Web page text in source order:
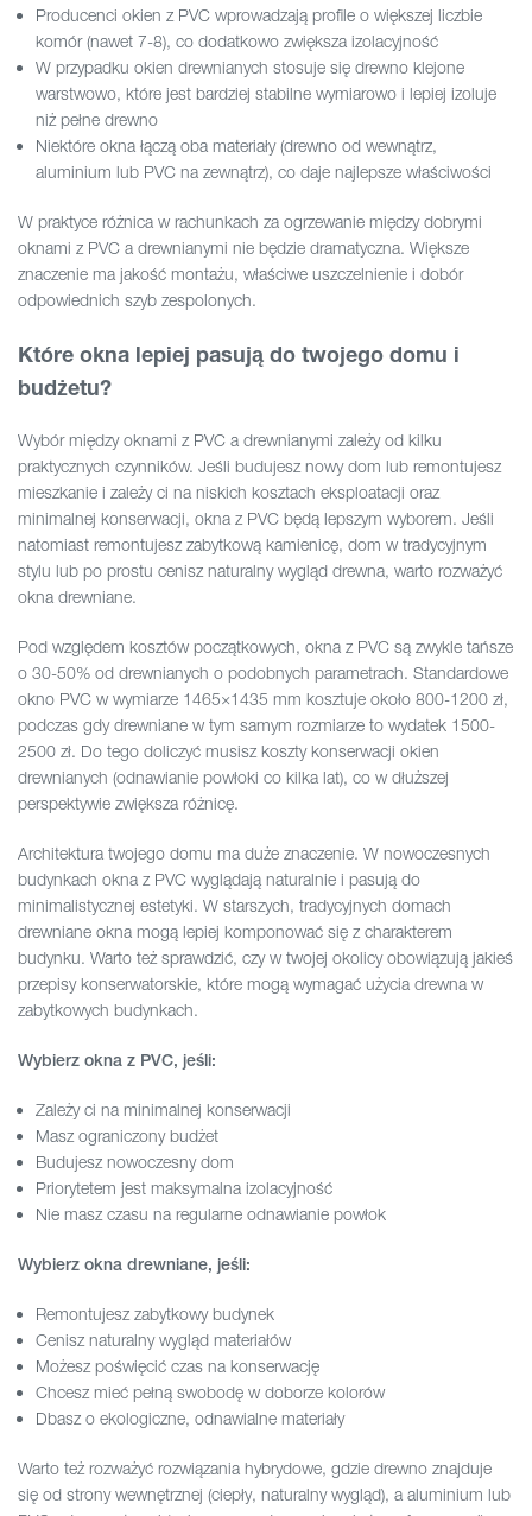
Producenci okien z PVC wprowadzają profile o większej liczbie
komór (nawet 7-8), co dodatkowo zwiększa izolacyjność
W przypadku okien drewnianych stosuje się drewno klejone
warstwowo, które jest bardziej stabilne wymiarowo i lepiej izoluje
niż pełne drewno
Niektóre okna łączą oba materiały (drewno od wewnątrz,
aluminium lub PVC na zewnątrz), co daje najlepsze właściwości
W praktyce różnica w rachunkach za ogrzewanie między dobrymi
oknami z PVC a drewnianymi nie będzie dramatyczna. Większe
znaczenie ma jakość montażu, właściwe uszczelnienie i dobór
odpowiednich szyb zespolonych.
Które okna lepiej pasują do twojego domu i
budżetu?
Wybór między oknami z PVC a drewnianymi zależy od kilku
praktycznych czynników. Jeśli budujesz nowy dom lub remontujesz
mieszkanie i zależy ci na niskich kosztach eksploatacji oraz
minimalnej konserwacji, okna z PVC będą lepszym wyborem. Jeśli
natomiast remontujesz zabytkową kamienicę, dom w tradycyjnym
stylu lub po prostu cenisz naturalny wygląd drewna, warto rozważyć
okna drewniane.
Pod względem kosztów początkowych, okna z PVC są zwykle tańsze
o 30-50% od drewnianych o podobnych parametrach. Standardowe
okno PVC w wymiarze 1465×1435 mm kosztuje około 800-1200 zł,
podczas gdy drewniane w tym samym rozmiarze to wydatek 1500-
2500 zł. Do tego doliczyć musisz koszty konserwacji okien
drewnianych (odnawianie powłoki co kilka lat), co w dłuższej
perspektywie zwiększa różnicę.
Architektura twojego domu ma duże znaczenie. W nowoczesnych
budynkach okna z PVC wyglądają naturalnie i pasują do
minimalistycznej estetyki. W starszych, tradycyjnych domach
drewniane okna mogą lepiej komponować się z charakterem
budynku. Warto też sprawdzić, czy w twojej okolicy obowiązują jakieś
przepisy konserwatorskie, które mogą wymagać użycia drewna w
zabytkowych budynkach.
Wybierz okna z PVC, jeśli:
Zależy ci na minimalnej konserwacji
Masz ograniczony budżet
Budujesz nowoczesny dom
Priorytetem jest maksymalna izolacyjność
Nie masz czasu na regularne odnawianie powłok
Wybierz okna drewniane, jeśli:
Remontujesz zabytkowy budynek
Cenisz naturalny wygląd materiałów
Możesz poświęcić czas na konserwację
Chcesz mieć pełną swobodę w doborze kolorów
Dbasz o ekologiczne, odnawialne materiały
Warto też rozważyć rozwiązania hybrydowe, gdzie drewno znajduje
się od strony wewnętrznej (ciepły, naturalny wygląd), a aluminium lub